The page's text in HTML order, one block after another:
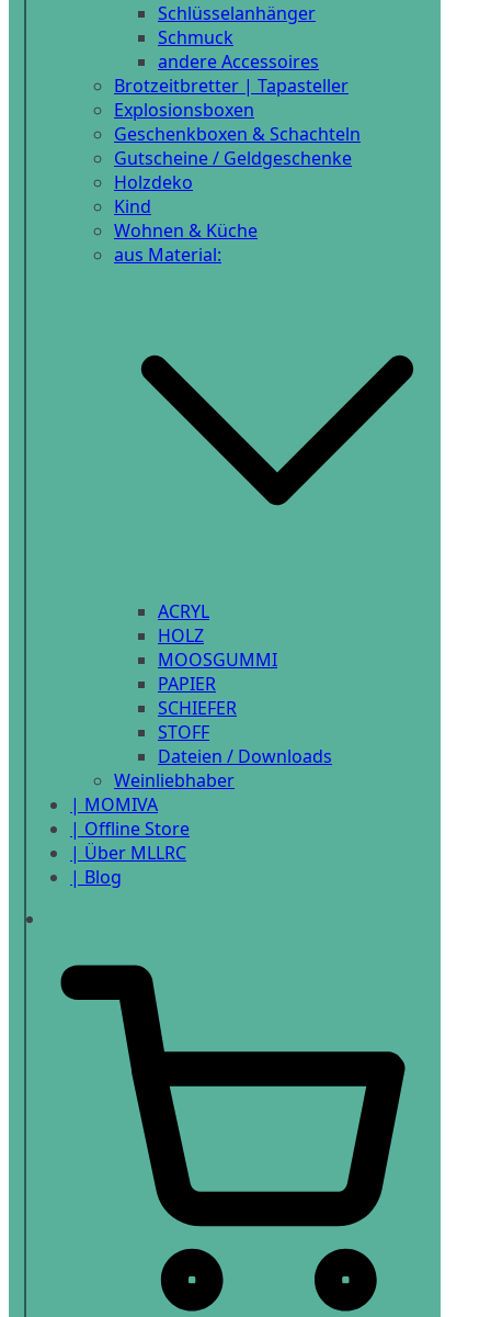
Schlüsselanhänger
Schmuck
andere Accessoires
Brotzeitbretter | Tapasteller
Explosionsboxen
Geschenkboxen & Schachteln
Gutscheine / Geldgeschenke
Holzdeko
Kind
Wohnen & Küche
aus Material:
ACRYL
HOLZ
MOOSGUMMI
PAPIER
SCHIEFER
STOFF
Dateien / Downloads
Weinliebhaber
| MOMIVA
| Offline Store
| Über MLLRC
| Blog